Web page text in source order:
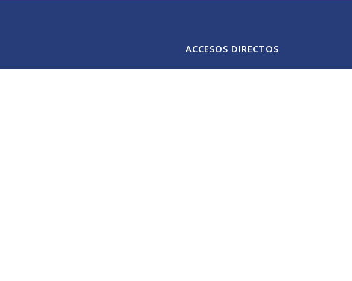
ACCESOS DIRECTOS